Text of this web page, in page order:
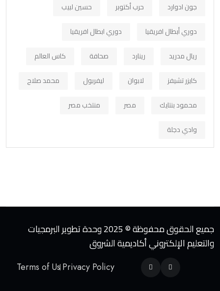
جون ادوارد
حرب أكتوبر
حسين لبيب
دوري أبطال افريقيا
دوري ابطال افريقيا
ريال مدريد
رينارد صحافة
كاس العالم
كايزر تشيفز
لابوان ليفربول
محمد صلاح
محمود بنتايك
مصر
منتخب مصر
وادي دجلة
جميع الحقوق محفوظة © 2025 وحدة تطوير البرمجيات
والتعليم الإلكتروني أكاديمية الشروق
Terms of UsPrivacy Policy